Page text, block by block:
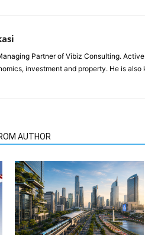
Partner of Vibiz Consulting.
investment and property. He is
AUTHOR